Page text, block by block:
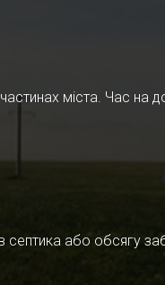
міста. Час на
септика або обсягу